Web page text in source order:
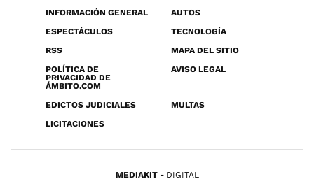
INFORMACIÓN GENERAL
AUTOS
ESPECTÁCULOS
TECNOLOGÍA
RSS
MAPA DEL SITIO
POLÍTICA DE
PRIVACIDAD DE
ÁMBITO.COM
AVISO LEGAL
EDICTOS JUDICIALES
MULTAS
LICITACIONES
MEDIAKIT DIGITAL